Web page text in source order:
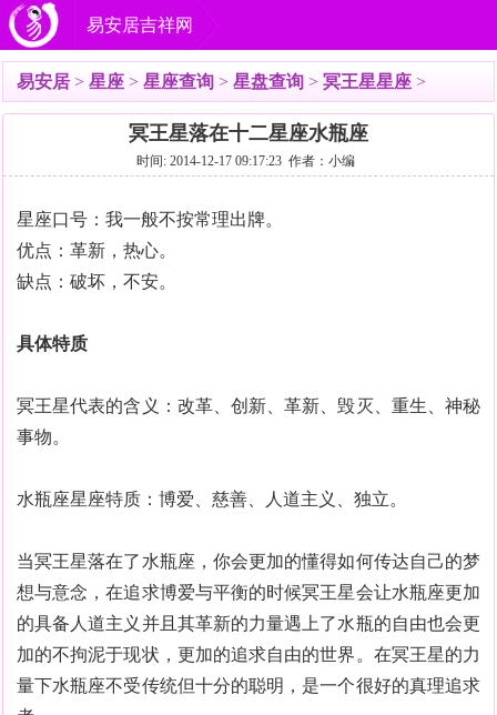
易安居吉祥网
易安居 > 星座 > 星座查询 > 星盘查询 > 冥王星星座 >
冥王星落在十二星座水瓶座
时间: 2014-12-17 09:17:23 作者：小编
星座口号：我一般不按常理出牌。
优点：革新，热心。
缺点：破坏，不安。
具体特质
冥王星代表的含义：改革、创新、革新、毁灭、重生、神秘
事物。
水瓶座星座特质：博爱、慈善、人道主义、独立。
当冥王星落在了水瓶座，你会更加的懂得如何传达自己的梦
想与意念，在追求博爱与平衡的时候冥王星会让水瓶座更加
的具备人道主义并且其革新的力量遇上了水瓶的自由也会更
加的不拘泥于现状，更加的追求自由的世界。在冥王星的力
量下水瓶座不受传统但十分的聪明，是一个很好的真理追求